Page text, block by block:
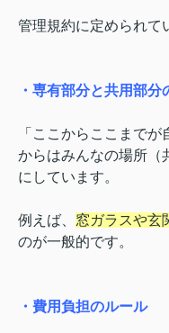
管理規約に定められて
・専有部分と共用部分
「ここからここまで
からはみんなの場所（
にしています。
例えば、 窓ガラスや玄
のが一般的です。
・費用負担のルール